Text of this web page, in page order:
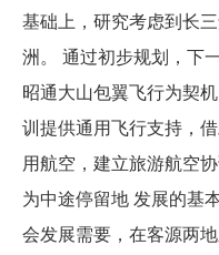
基础上，研究考虑到长
洲。 通过初步规划，下
昭通大山包翼飞行为契
训提供通用飞行支持，
用航空，建立旅游航空
为中途停留地 发展的基
会发展需要，在客源两